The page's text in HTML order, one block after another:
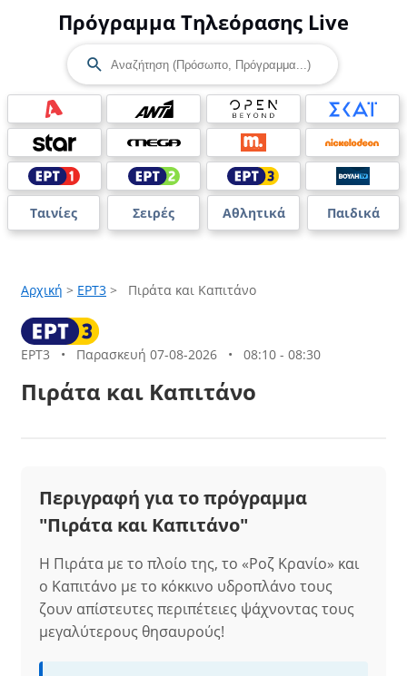
Πρόγραμμα Τηλεόρασης Live
Ταινίες Σειρές Αθλητικά Παιδικά
Αρχική > ΕΡΤ3 > Πιράτα και Καπιτάνο
ΕΡΤ3 • Παρασκευή 07-08-2026 • 08:10 - 08:30
Πιράτα και Καπιτάνο
Περιγραφή για το πρόγραμμα
"Πιράτα και Καπιτάνο"
Η Πιράτα με το πλοίο της, το «Ροζ Κρανίο» και
ο Καπιτάνο με το κόκκινο υδροπλάνο τους
ζουν απίστευτες περιπέτειες ψάχνοντας τους
μεγαλύτερους θησαυρούς!